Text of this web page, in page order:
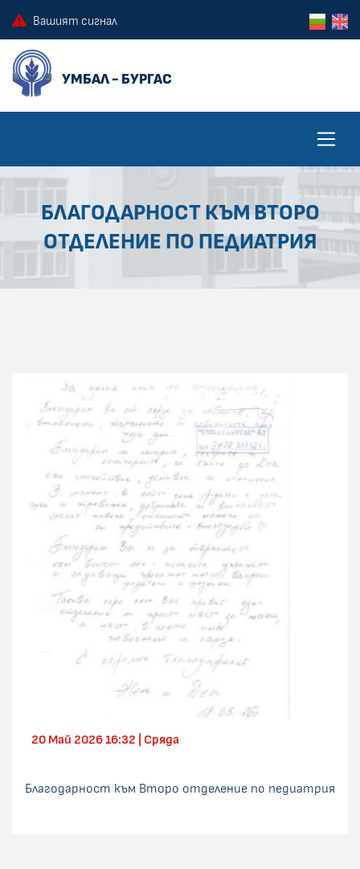
Вашият сигнал
БЛАГОДАРНОСТ КЪМ ВТОРО
ОТДЕЛЕНИЕ ПО ПЕДИАТРИЯ
20 Май 2026 16:32 | Сряда
Благодарност към Второ отделение по педиатрия